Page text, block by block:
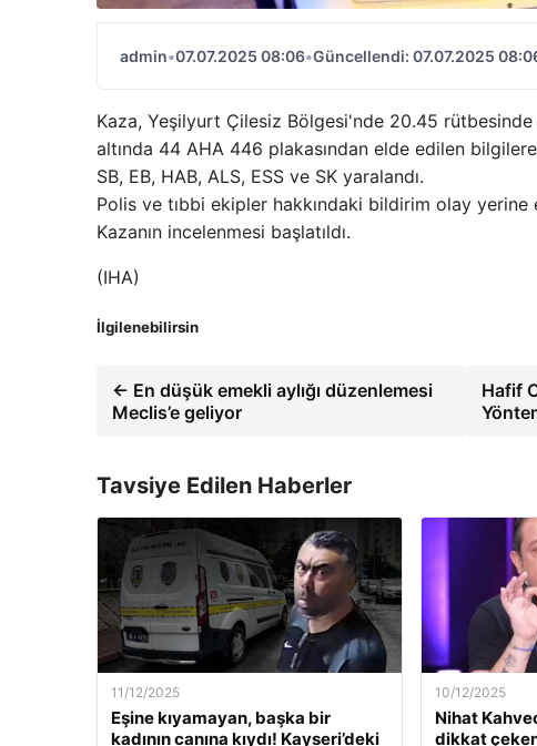
admin•07.07.2025 08:06•Güncellendi: 07.07.2025
Kaza, Yeşilyurt Çilesiz Bölgesi'nde 20.45
altında 44 AHA 446 plakasından elde edilen
SB, EB, HAB, ALS, ESS ve SK yaralandı.
Polis ve tıbbi ekipler hakkındaki bildirim olay yerine
Kazanın incelenmesi başlatıldı.
(IHA)
İlgilenebilirsin
← En düşük emekli aylığı düzenlemesi
Meclis’e geliyor
Hafif
Tavsiye Edilen Haberler
11/12/2025
Eşine kıyamayan, başka bir
kadının canına kıydı! Kayseri’deki
10/12/2025
Nihat
dikkat